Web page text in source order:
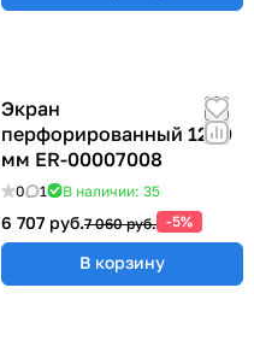
Экран
перфорированный 1200
мм ER-00007008
0 1 В наличии: 35
6 707 руб.7 060 руб. -5%
В корзину